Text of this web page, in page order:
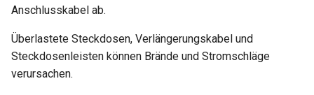
Abdeckung meines
U-Boot-Version
Anschlusskabel ab.
Überlastete Steckdosen, Verlängerungskabel und
Steckdosenleisten können Brände und Stromschläge
verursachen.